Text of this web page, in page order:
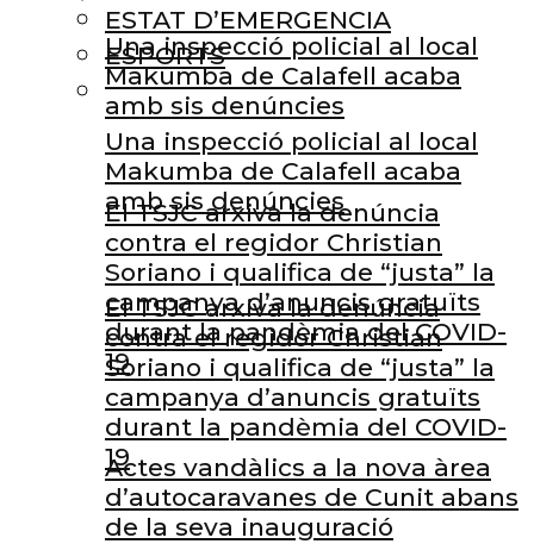
Una inspecció policial al local
Makumba de Calafell acaba
amb sis denúncies
El TSJC arxiva la denúncia
contra el regidor Christian
Soriano i qualifica de “justa” la
campanya d’anuncis gratuïts
durant la pandèmia del COVID-
19
Actes vandàlics a la nova àrea
d’autocaravanes de Cunit abans
de la seva inauguració
ESTAT D’EMERGENCIA
ESPORTS
Una inspecció policial al local
Makumba de Calafell acaba
amb sis denúncies
El TSJC arxiva la denúncia
contra el regidor Christian
Soriano i qualifica de “justa” la
campanya d’anuncis gratuïts
durant la pandèmia del COVID-
19